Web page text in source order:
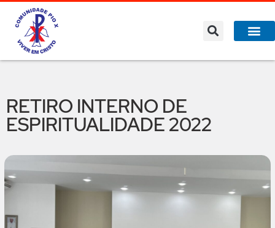
RETIRO INTERNO DE
ESPIRITUALIDADE 2022